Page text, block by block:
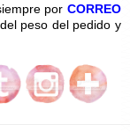
porCORREO
peso del pedido y